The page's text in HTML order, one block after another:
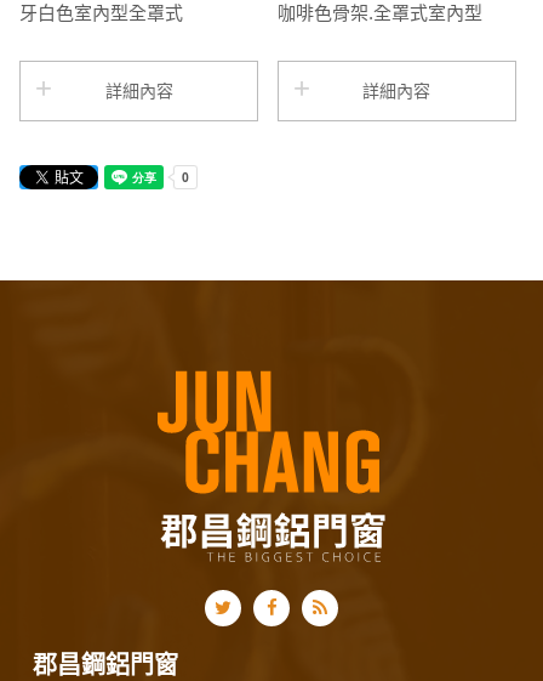
牙白色室內型全罩式
詳細內容
咖啡色骨架.全罩式室內型
詳細內容
郡昌鋼鋁門窗